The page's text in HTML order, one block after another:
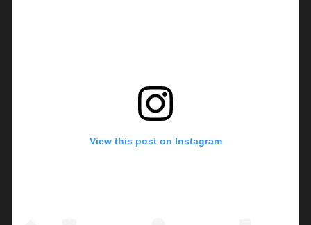
View this post on Instagram